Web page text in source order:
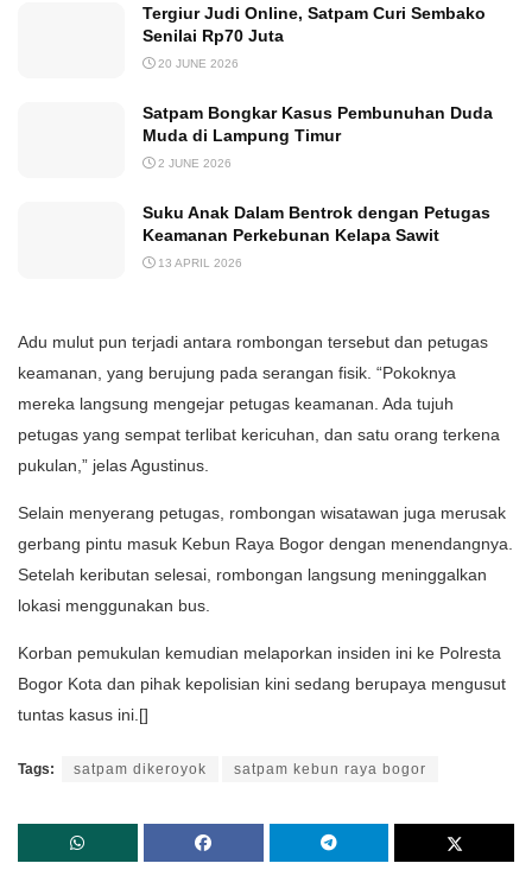
Tergiur Judi Online, Satpam Curi Sembako
Senilai Rp70 Juta
20 JUNE 2026
Satpam Bongkar Kasus Pembunuhan Duda
Muda di Lampung Timur
2 JUNE 2026
Suku Anak Dalam Bentrok dengan Petugas
Keamanan Perkebunan Kelapa Sawit
13 APRIL 2026
Adu mulut pun terjadi antara rombongan tersebut dan petugas
keamanan, yang berujung pada serangan fisik. “Pokoknya
mereka langsung mengejar petugas keamanan. Ada tujuh
petugas yang sempat terlibat kericuhan, dan satu orang terkena
pukulan,” jelas Agustinus.
Selain menyerang petugas, rombongan wisatawan juga merusak
gerbang pintu masuk Kebun Raya Bogor dengan menendangnya.
Setelah keributan selesai, rombongan langsung meninggalkan
lokasi menggunakan bus.
Korban pemukulan kemudian melaporkan insiden ini ke Polresta
Bogor Kota dan pihak kepolisian kini sedang berupaya mengusut
tuntas kasus ini.[]
Tags: satpam dikeroyok satpam kebun raya bogor